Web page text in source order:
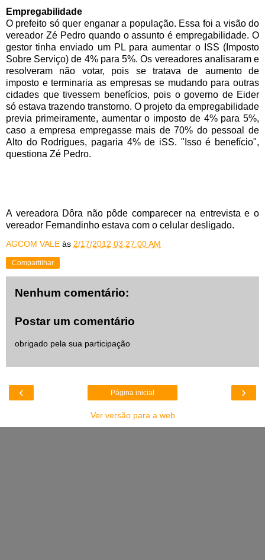
Empregabilidade
O prefeito só quer enganar a população. Essa foi a visão do
vereador Zé Pedro quando o assunto é empregabilidade. O
gestor tinha enviado um PL para aumentar o ISS (Imposto
Sobre Serviço) de 4% para 5%. Os vereadores analisaram e
resolveram não votar, pois se tratava de aumento de
imposto e terminaria as empresas se mudando para outras
cidades que tivessem benefícios, pois o governo de Eider
só estava trazendo transtorno. O projeto da empregabilidade
previa primeiramente, aumentar o imposto de 4% para 5%,
caso a empresa empregasse mais de 70% do pessoal de
Alto do Rodrigues, pagaria 4% de iSS. "Isso é benefício",
questiona Zé Pedro.
A vereadora Dôra não pôde comparecer na entrevista e o
vereador Fernandinho estava com o celular desligado.
AGCOM VALE às 2/17/2012 03:27:00 AM
Compartilhar
Nenhum comentário:
Postar um comentário
obrigado pela sua participação
‹ ›
Página inicial
Ver versão para a web